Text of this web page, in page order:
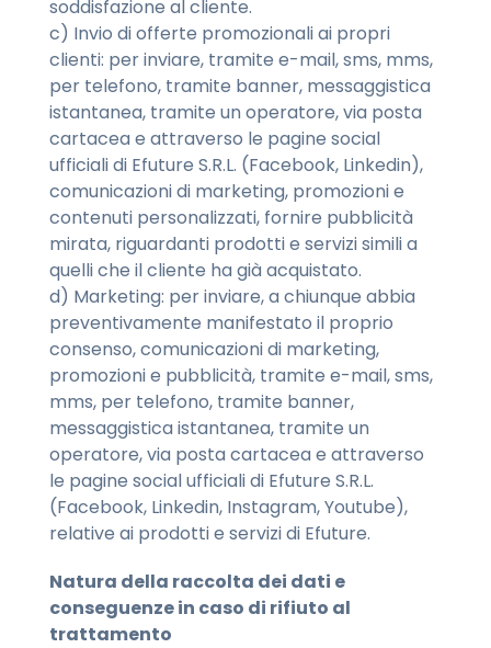
soddisfazione al cliente.
c) Invio di offerte promozionali ai propri
clienti: per inviare, tramite e-mail, sms, mms,
per telefono, tramite banner, messaggistica
istantanea, tramite un operatore, via posta
cartacea e attraverso le pagine social
ufficiali di Efuture S.R.L. (Facebook, Linkedin),
comunicazioni di marketing, promozioni e
contenuti personalizzati, fornire pubblicità
mirata, riguardanti prodotti e servizi simili a
quelli che il cliente ha già acquistato.
d) Marketing: per inviare, a chiunque abbia
preventivamente manifestato il proprio
consenso, comunicazioni di marketing,
promozioni e pubblicità, tramite e-mail, sms,
mms, per telefono, tramite banner,
messaggistica istantanea, tramite un
operatore, via posta cartacea e attraverso
le pagine social ufficiali di Efuture S.R.L.
(Facebook, Linkedin, Instagram, Youtube),
relative ai prodotti e servizi di Efuture.
Natura della raccolta dei dati e
conseguenze in caso di rifiuto al
trattamento